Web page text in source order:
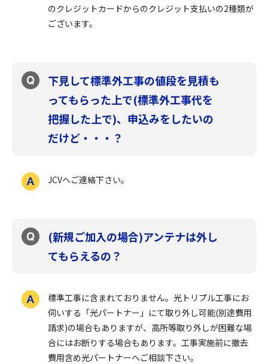
のクレジットカードからのクレジット支払いの2種類が
ございます。
下見して標準外工事の値段を見積も
ってもらった上で(標準外工事代を
把握した上で)、申込みをしたいの
だけど・・・？
JCVへご連絡下さい。
(新規ご加入の場合)アンテナは外し
てもらえるの？
標準工事に含まれておりません。光トリプル工事にお
伺いする「光パートナー」にて取り外し可能(別途費用
請求)の場合もありますが、高所等取り外しが困難な場
合にはお断りする場合もあります。工事実施前に撤去
費用含め光パートナーへご相談下さい。